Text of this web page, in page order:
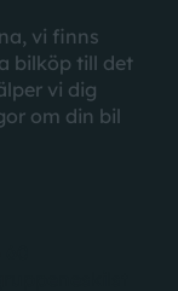
vi finns
bilköp till det
vi dig
om din bil